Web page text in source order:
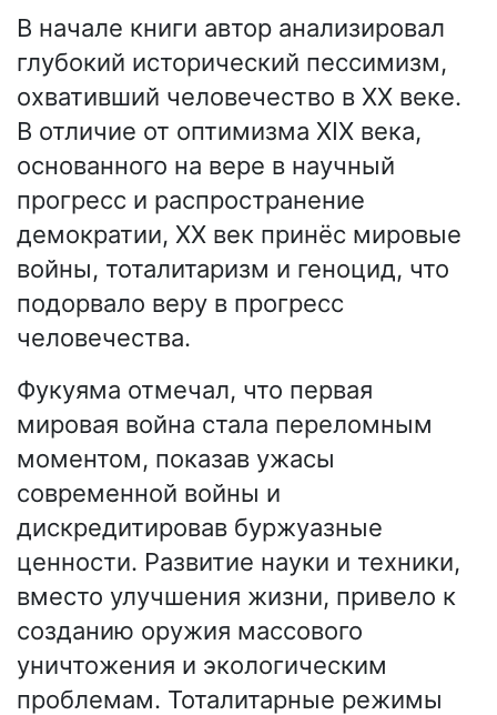
В начале книги автор анализировал
глубокий исторический пессимизм,
охвативший человечество в XX веке.
В отличие от оптимизма XIX века,
основанного на вере в научный
прогресс и распространение
демократии, XX век принёс мировые
войны, тоталитаризм и геноцид, что
подорвало веру в прогресс
человечества.
Фукуяма отмечал, что первая
мировая война стала переломным
моментом, показав ужасы
современной войны и
дискредитировав буржуазные
ценности. Развитие науки и техники,
вместо улучшения жизни, привело к
созданию оружия массового
уничтожения и экологическим
проблемам. Тоталитарные режимы